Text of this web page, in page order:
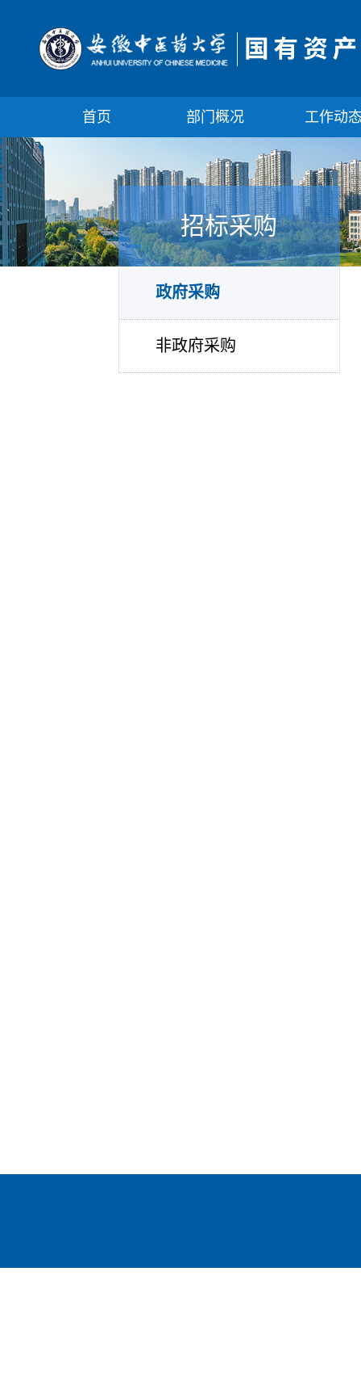
首页 部门概况 工作动
招标采购
政府采购
非政府采购